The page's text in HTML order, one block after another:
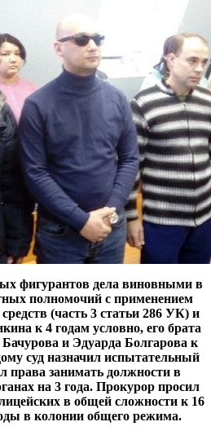
фигурантов дела виновными в
полномочий с применением
(часть 3 статьи 286 УК) и
к 4 годам условно, его брата
и Эдуарда Болгарова к
суд назначил испытательный
права занимать должности в
на 3 года. Прокурор просил
в общей сложности к 16
в колонии общего режима.